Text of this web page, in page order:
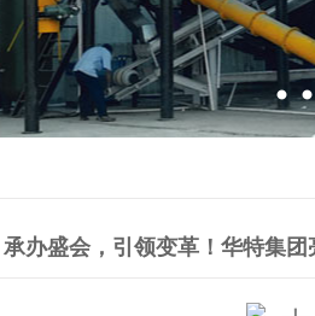
承办盛会，引领变革！华特集